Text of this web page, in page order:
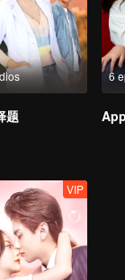
题
6
VIP